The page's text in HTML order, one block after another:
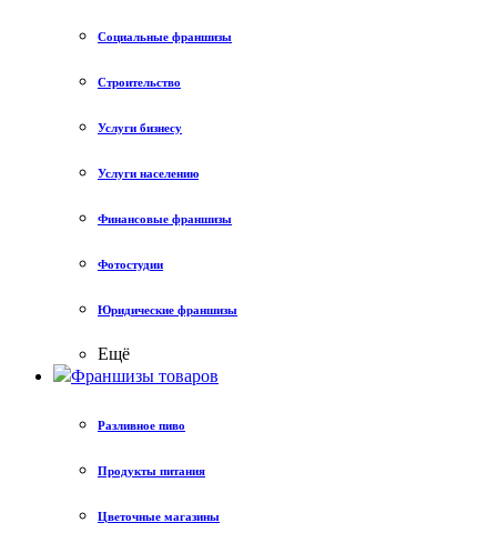
Социальные франшизы
Строительство
Услуги бизнесу
Услуги населению
Финансовые франшизы
Фотостудии
Юридические франшизы
Ещё
Франшизы товаров
Разливное пиво
Продукты питания
Цветочные магазины